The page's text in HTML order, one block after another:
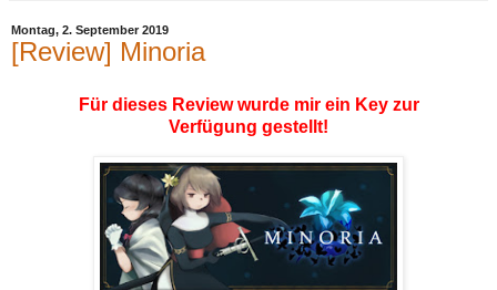
Montag, 2. September 2019
[Review] Minoria
Für dieses Review wurde mir ein Key zur
Verfügung gestellt!